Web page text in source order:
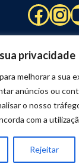
privacidade
melhorar a sua
anúncios ou
o nosso
com a
Rejeitar